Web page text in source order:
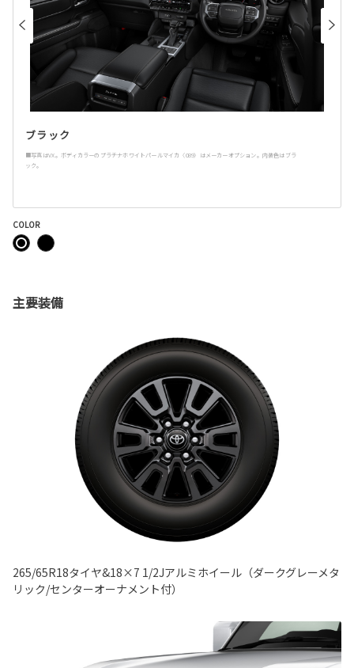
ブラック
■写真はVX。ボディカラーのプラチナホワイトパールマイカ〈089〉はメーカーオプション。内装色はブラ
ック。
COLOR
主要装備
265/65R18タイヤ&18×7 1/2Jアルミホイール（ダークグレーメタ
リック/センターオーナメント付）